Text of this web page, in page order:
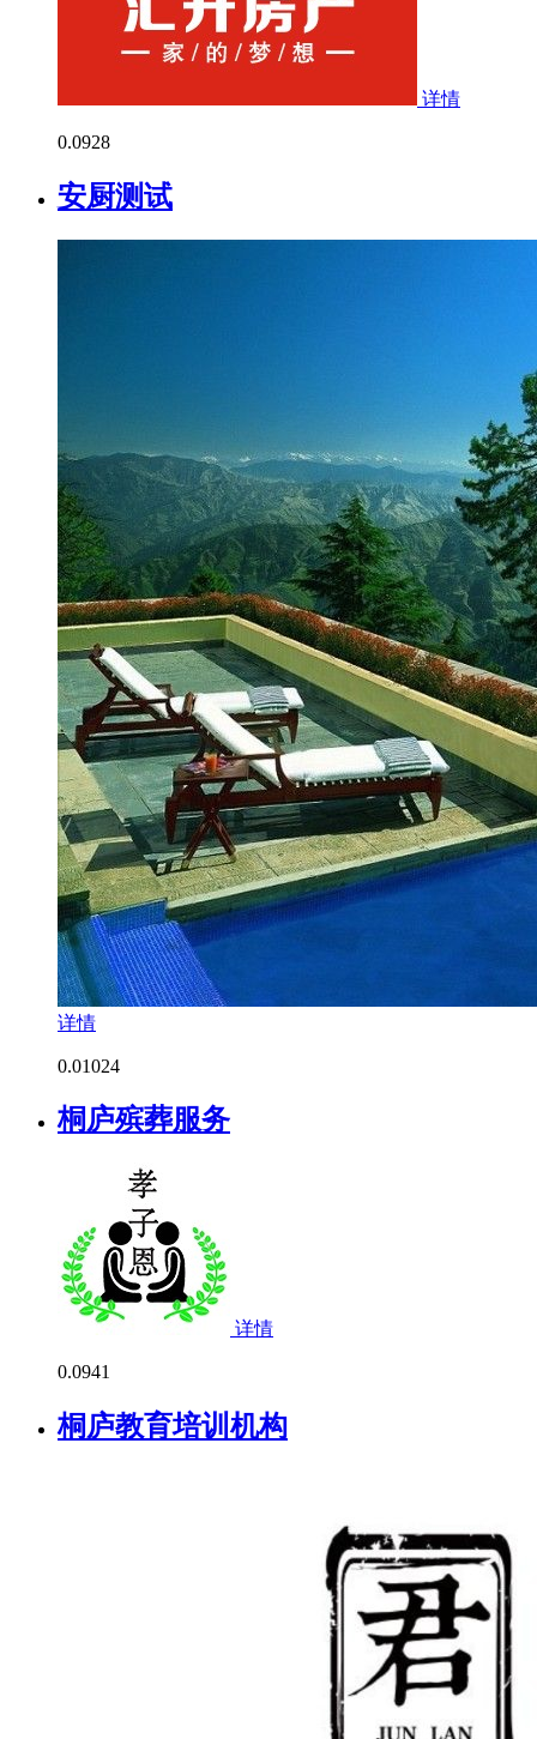
详情
0.0928
安厨测试
详情
0.01024
桐庐殡葬服务
详情
0.0941
桐庐教育培训机构